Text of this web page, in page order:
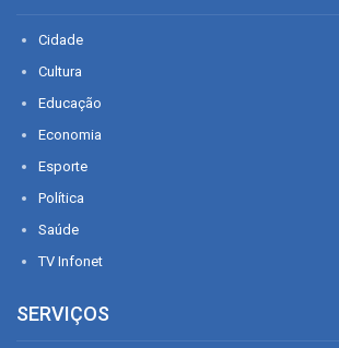
Cidade
Cultura
Educação
Economia
Esporte
Política
Saúde
TV Infonet
SERVIÇOS